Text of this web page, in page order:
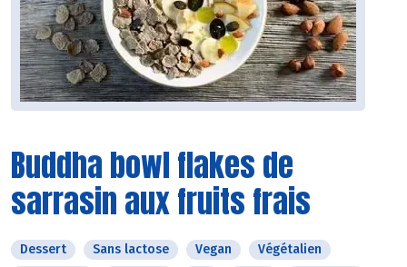
Buddha bowl flakes de
sarrasin aux fruits frais
Dessert Sans lactose Vegan
Végétalien